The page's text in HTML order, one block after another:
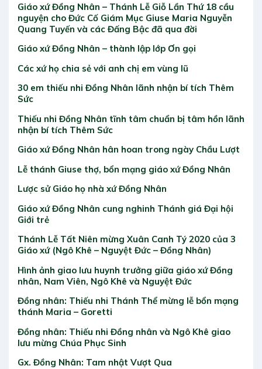
Giáo xứ Đồng Nhân – Thánh Lễ Giỗ Lần Thứ 18 cầu
nguyện cho Đức Cố Giám Mục Giuse Maria Nguyễn
Quang Tuyến và các Đấng Bậc đã qua đời
Giáo xứ Đồng Nhân – thành lập lớp Ơn gọi
Các xứ họ chia sẻ với anh chị em vùng lũ
30 em thiếu nhi Đồng Nhân lãnh nhận bí tích Thêm
Sức
Thiếu nhi Đồng Nhân tĩnh tâm chuẩn bị tâm hồn lãnh
nhận bí tích Thêm Sức
Giáo xứ Đồng Nhân hân hoan trong ngày Chầu Lượt
Lễ thánh Giuse thợ, bổn mạng giáo xứ Đồng Nhân
Lược sử Giáo họ nhà xứ Đồng Nhân
Giáo xứ Đồng Nhân cung nghinh Thánh giá Đại hội
Giới trẻ
Thánh Lễ Tất Niên mừng Xuân Canh Tý 2020 của 3
Giáo xứ (Ngô Khê – Nguyệt Đức – Đồng Nhân)
Hình ảnh giao lưu huynh trưởng giữa giáo xứ Đồng
nhân, Nam Viên, Ngô Khê và Nguyệt Đức
Đồng nhân: Thiếu nhi Thánh Thể mừng lễ bổn mạng
thánh Maria – Goretti
Đồng nhân: Thiếu nhi Đồng nhân và Ngô Khê giao
lưu mừng Chúa Phục Sinh
Gx. Đồng Nhân: Tam nhật Vượt Qua